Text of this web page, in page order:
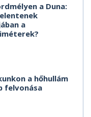
a Duna:
a
a hőhullám
felvonása